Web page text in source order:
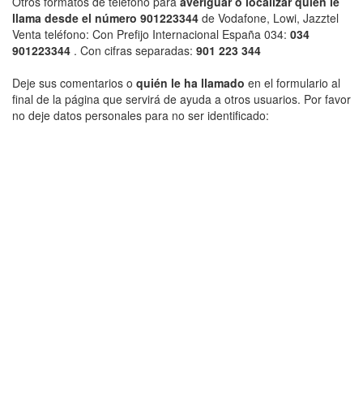
llama desde el número 901223344 de Vodafone, Lowi, Jazztel
Venta teléfono: Con Prefijo Internacional España 034: 034
901223344 . Con cifras separadas: 901 223 344
Deje sus comentarios o quién le ha llamado en el formulario al
final de la página que servirá de ayuda a otros usuarios. Por favor
no deje datos personales para no ser identificado: